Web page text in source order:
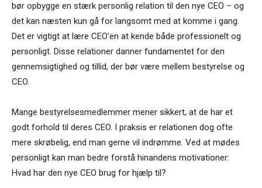
bør opbygge en stærk personlig relation til den nye CEO – og
det kan næsten kun gå for langsomt med at komme i gang.
Det er vigtigt at lære CEO’en at kende både professionelt og
personligt. Disse relationer danner fundamentet for den
gennemsigtighed og tillid, der bør være mellem bestyrelse og
CEO.
Mange bestyrelsesmedlemmer mener sikkert, at de har et
godt forhold til deres CEO. I praksis er relationen dog ofte
mere skrøbelig, end man gerne vil indrømme. Ved at mødes
personligt kan man bedre forstå hinandens motivationer:
Hvad har den nye CEO brug for hjælp til?